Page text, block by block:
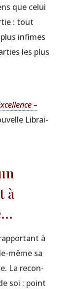
que celui
: tout
infimes
les plus
–
Librai­
à
à
même sa
La recon­
soi : point